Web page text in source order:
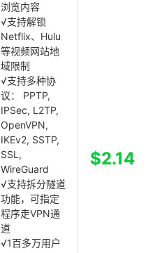
浏览内容
√支持解锁
Netflix、Hulu
等视频网站地
域限制
√支持多种协
议： PPTP,
IPSec, L2TP,
OpenVPN,
IKEv2, SSTP,
SSL,
WireGuard
√支持拆分隧道
功能，可指定
程序走VPN通
道
√1百多万用户
$2.14